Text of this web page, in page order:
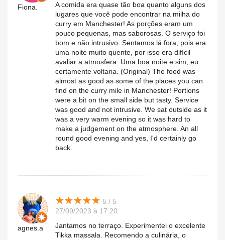
Fiona.
A comida era quase tão boa quanto alguns dos
lugares que você pode encontrar na milha do
curry em Manchester! As porções eram um
pouco pequenas, mas saborosas. O serviço foi
bom e não intrusivo. Sentamos lá fora, pois era
uma noite muito quente, por isso era difícil
avaliar a atmosfera. Uma boa noite e sim, eu
certamente voltaria. (Original) The food was
almost as good as some of the places you can
find on the curry mile in Manchester! Portions
were a bit on the small side but tasty. Service
was good and not intrusive. We sat outside as it
was a very warm evening so it was hard to
make a judgement on the atmosphere. An all
round good evening and yes, I'd certainly go
back.
agnes.a
★★★★★
★★★★★ 5 / 5
27/09/2023 à 17:20
Jantamos no terraço. Experimentei o excelente
Tikka massala. Recomendo a culinária, o